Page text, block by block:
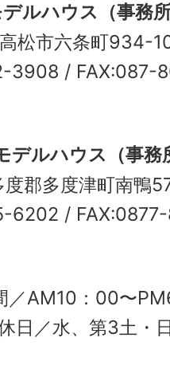
ルハウス（事務
高松市六条町
3908 / FAX:087-
デルハウス（事務
度郡多度津町南
6202 /
／AM10：00〜
日／水、第3土・